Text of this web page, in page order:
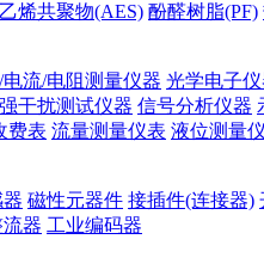
烯共聚物(AES) 酚醛树脂(PF)
电流/电阻测量仪器 光学电子仪
干扰测试仪器 信号分析仪器
费表 流量测量仪表 液位测量
磁性元器件 接插件(连接器)
器 工业编码器